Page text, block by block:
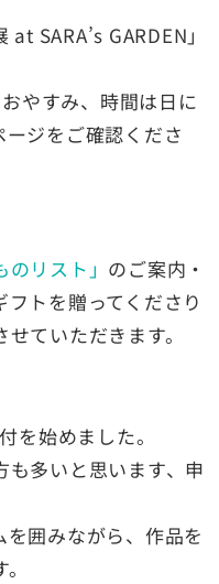
SARA’s GARDEN」
やすみ、時間は日に
ジをご確認くださ
のリスト」 のご案内・
トを贈ってくださり
ていただきます。
を始めました。
も多いと思います、申
囲みながら、作品を